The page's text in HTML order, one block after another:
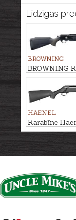
Līdzīgas
BROWNING
BROWNING
MARAL 4X
Black/Brown
M14x1
HAENEL
Karabīne
Varmint kal.